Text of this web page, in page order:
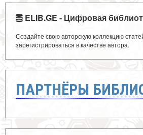
ELIB.GE - Цифровая
Создайте свою авторскую коллекцию
зарегистрироваться в качестве автора.
ПАРТНЁРЫ